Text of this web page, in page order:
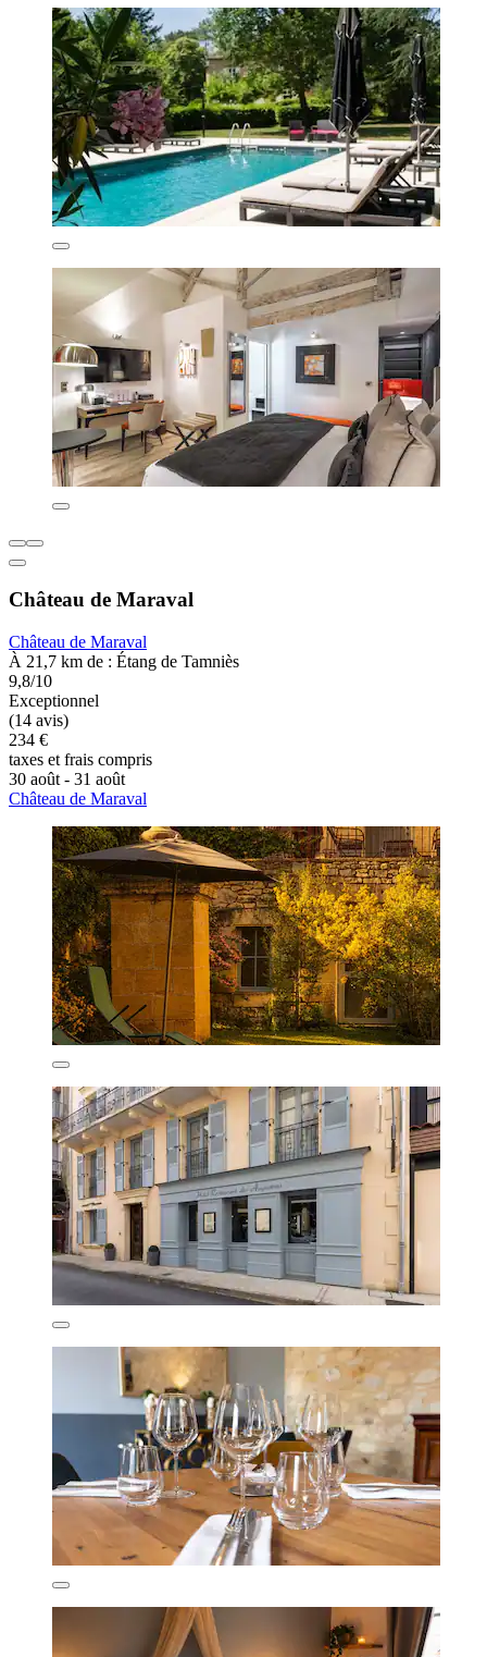
Château de Maraval
Château de Maraval
À 21,7 km de : Étang de Tamniès
9,8/10
Exceptionnel
(14 avis)
234 €
taxes et frais compris
30 août - 31 août
Château de Maraval